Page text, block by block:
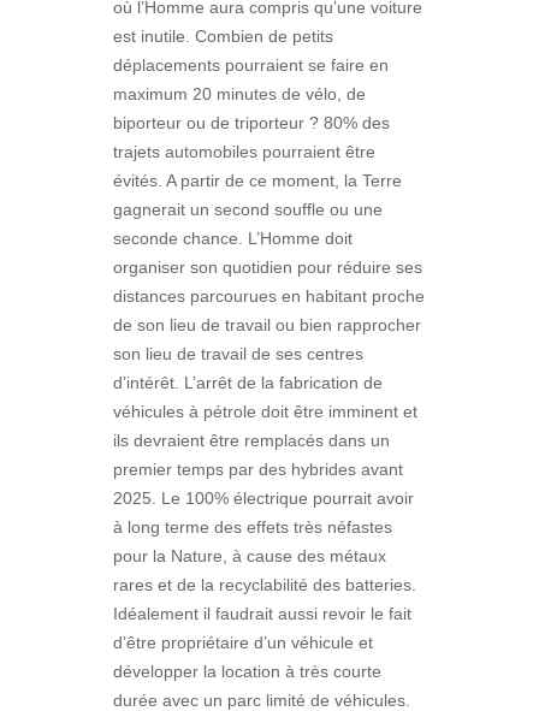
où l’Homme aura compris qu’une voiture
est inutile. Combien de petits
déplacements pourraient se faire en
maximum 20 minutes de vélo, de
biporteur ou de triporteur ? 80% des
trajets automobiles pourraient être
évités. A partir de ce moment, la Terre
gagnerait un second souffle ou une
seconde chance. L’Homme doit
organiser son quotidien pour réduire ses
distances parcourues en habitant proche
de son lieu de travail ou bien rapprocher
son lieu de travail de ses centres
d’intérêt. L’arrêt de la fabrication de
véhicules à pétrole doit être imminent et
ils devraient être remplacés dans un
premier temps par des hybrides avant
2025. Le 100% électrique pourrait avoir
à long terme des effets très néfastes
pour la Nature, à cause des métaux
rares et de la recyclabilité des batteries.
Idéalement il faudrait aussi revoir le fait
d’être propriétaire d’un véhicule et
développer la location à très courte
durée avec un parc limité de véhicules.